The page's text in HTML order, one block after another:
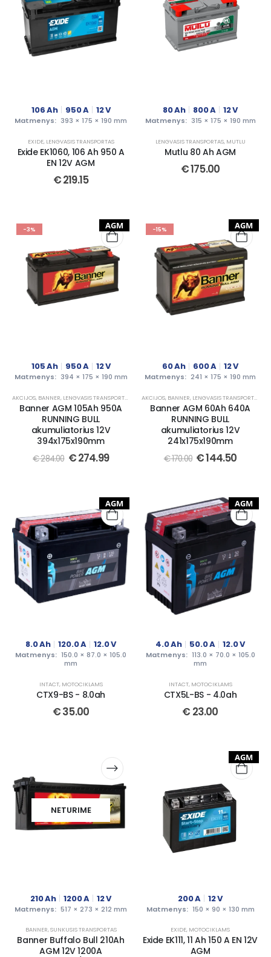
106Ah 950A 12V
Matmenys: 393 × 175 × 190 mm
EXIDE, LENGVASIS TRANSPORTAS
Exide EK1060, 106 Ah 950 A
EN 12V AGM
€219.15
80Ah 800A 12V
Matmenys: 315 × 175 × 190 mm
LENGVASIS TRANSPORTAS, MUTLU
Mutlu 80 Ah AGM
€175.00
-3% AGM
105Ah 950A 12V
Matmenys: 394 × 175 × 190 mm
AKCIJOS, BANNER, LENGVASIS TRANSPORTAS
Banner AGM 105Ah 950A
RUNNING BULL
akumuliatorius 12V
394x175x190mm
€284.00 €274.99
-15% AGM
60Ah 600A 12V
Matmenys: 241 × 175 × 190 mm
AKCIJOS, BANNER, LENGVASIS TRANSPORTAS
Banner AGM 60Ah 640A
RUNNING BULL
akumuliatorius 12V
241x175x190mm
€170.00 €144.50
AGM
8.0Ah 120.0A 12.0V
Matmenys: 150.0 × 87.0 × 105.0
mm
INTACT, MOTOCIKLAMS
CTX9-BS - 8.0ah
€35.00
AGM
4.0Ah 50.0A 12.0V
Matmenys: 113.0 × 70.0 × 105.0
mm
INTACT, MOTOCIKLAMS
CTX5L-BS - 4.0ah
€ 23.00
NETURIME
210Ah 1200A 12V
Matmenys: 517 × 273 × 212 mm
BANNER,SUNKUSIS TRANSPORTAS
Banner Buffalo Bull 210Ah
AGM 12V 1200A
AGM
200A 12V
Matmenys: 150 × 90 × 130 mm
EXIDE, MOTOCIKLAMS
Exide EK111, 11 Ah 150 A EN 12V
AGM